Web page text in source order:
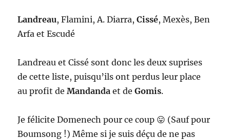
Landreau, Flamini, A. Diarra,Cissé, Mexès, Ben
Arfa et Escudé
Landreau et Cissé sont donc les deux suprises
de cette liste, puisqu’ils ont perdus leur place
au profit deMandandaet deGomis.
Je félicite Domenech pour ce coup 😛 (Sauf pour
Boumsong !) Même si je suis déçu de ne pas